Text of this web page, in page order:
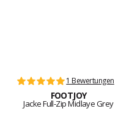
1 Bewertungen
FOOTJOY
Jacke Full-Zip Midlaye Grey